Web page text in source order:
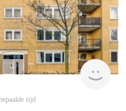
tijd